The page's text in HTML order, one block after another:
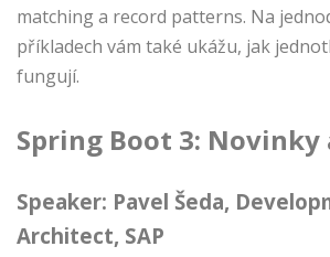
matching a record patterns. Na
příkladech vám také ukážu, jak
fungují.
Spring Boot 3:
Speaker: Pavel Šeda,
Architect, SAP